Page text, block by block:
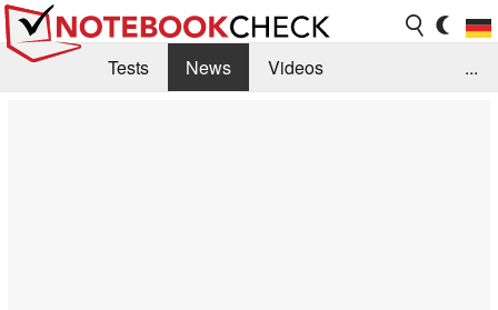
Tests News
Videos
...